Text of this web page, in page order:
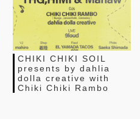
CHIKI CHIKI SOIL
presents by dahlia
dolla creative with
Chiki Chiki Rambo